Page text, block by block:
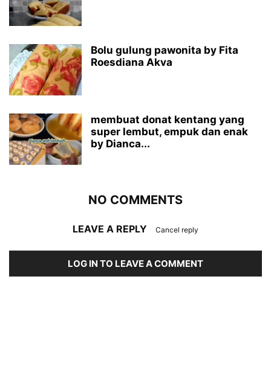
Bolu gulung pawonita by Fita
Roesdiana Akva
membuat donat kentang yang
super lembut, empuk dan enak
by Dianca...
NO COMMENTS
LEAVE A REPLY Cancel reply
LOG IN TO LEAVE A COMMENT